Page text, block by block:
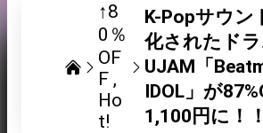
↑8
0％
OF
F
Ho
t!
K-Popサウン
化されたド
UJAM「
IDOL」が
1,100円に！！